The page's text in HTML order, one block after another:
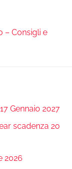
– Consigli e
Gennaio 2027
scadenza 20
2026